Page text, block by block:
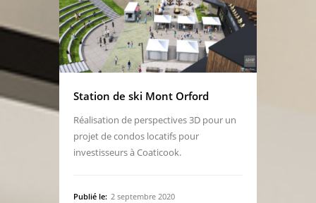
Station de ski Mont Orford
Réalisation de perspectives 3D pour un
projet de condos locatifs pour
investisseurs à Coaticook.
Publié le: 2 septembre 2020